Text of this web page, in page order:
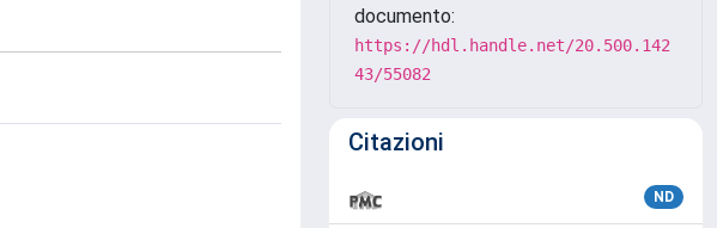
documento:
https://hdl.handle.net/20.500.142
43/55082
Citazioni
ND